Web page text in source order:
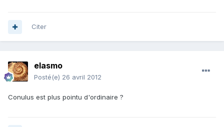
Citer
elasmo
Posté(e) 26 avril 2012
Conulus est plus pointu d'ordinaire ?